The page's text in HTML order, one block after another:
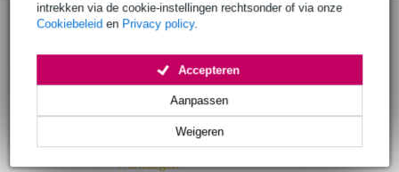
intrekken via de cookie-instellingen rechtsonder of via onze
Cookiebeleid en Privacy policy.
Weigeren
Aanpassen
Accepteren
AKG Perception Wireless Presenter Set D
draadloze dasspeldmicrofoon (863-865
Adviesprijs € 296,- € 220,-
Bestel nu en ontvang binnen circa 12
werkdagen